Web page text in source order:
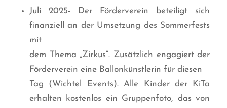
Juli 2025- Der Förderverein beteiligt sich
finanziell an der Umsetzung des Sommerfests
mit
dem Thema „Zirkus“. Zusätzlich engagiert der
Förderverein eine Ballonkünstlerin für diesen
Tag (Wichtel Events). Alle Kinder der KiTa
erhalten kostenlos ein Gruppenfoto, das von